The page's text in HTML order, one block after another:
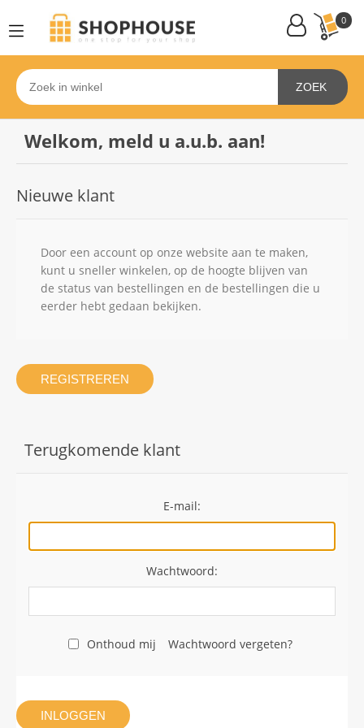
0
ZOEK
Welkom, meld u a.u.b. aan!
Nieuwe klant
Door een account op onze website aan te maken,
kunt u sneller winkelen, op de hoogte blijven van
de status van bestellingen en de bestellingen die u
eerder hebt gedaan bekijken.
REGISTREREN
Terugkomende klant
E-mail:
Wachtwoord:
Onthoud mij Wachtwoord vergeten?
INLOGGEN